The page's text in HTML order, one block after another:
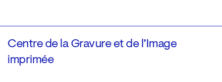
Centre de la Gravure et de l’Image
imprimée